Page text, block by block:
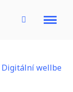
Menu
Digitální wellbeing